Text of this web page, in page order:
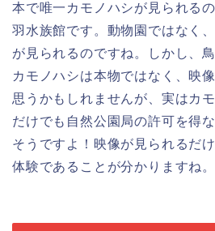
本で唯一カモノハシが見られる
羽水族館です。動物園ではなく
が見られるのですね。しかし、
カモノハシは本物ではなく、映
思うかもしれませんが、実はカ
だけでも自然公園局の許可を得
そうですよ！映像が見られるだ
体験であることが分かりますね。